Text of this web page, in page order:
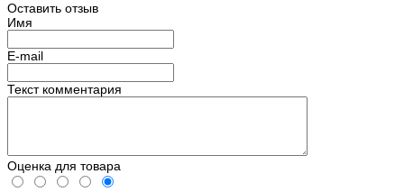
Оставить отзыв
Имя
E-mail
Текст комментария
Оценка для товара